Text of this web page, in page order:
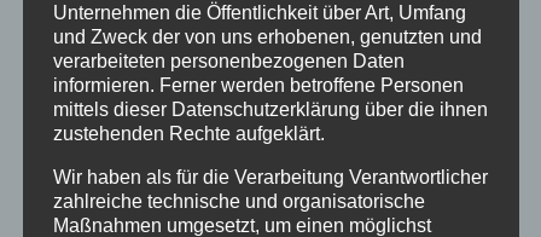
Unternehmen die Öffentlichkeit über Art, Umfang
und Zweck der von uns erhobenen, genutzten und
verarbeiteten personenbezogenen Daten
informieren. Ferner werden betroffene Personen
mittels dieser Datenschutzerklärung über die ihnen
zustehenden Rechte aufgeklärt.
Wir haben als für die Verarbeitung Verantwortlicher
zahlreiche technische und organisatorische
Maßnahmen umgesetzt, um einen möglichst